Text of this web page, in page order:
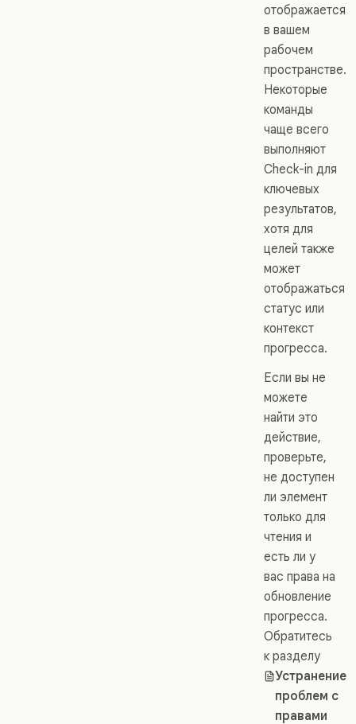
отображается
в вашем
рабочем
пространстве.
Некоторые
команды
чаще всего
выполняют
Check-in для
ключевых
результатов,
хотя для
целей также
может
отображаться
статус или
контекст
прогресса.
Если вы не
можете
найти это
действие,
проверьте,
не доступен
ли элемент
только для
чтения и
есть ли у
вас права на
обновление
прогресса.
Обратитесь
к разделу
Устранение
проблем с
правами